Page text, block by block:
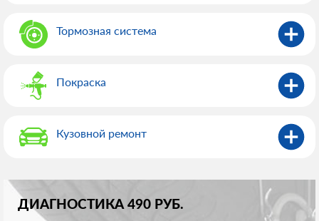
Тормозная система
Покраска
Кузовной ремонт
ДИАГНОСТИКА 490 РУБ.